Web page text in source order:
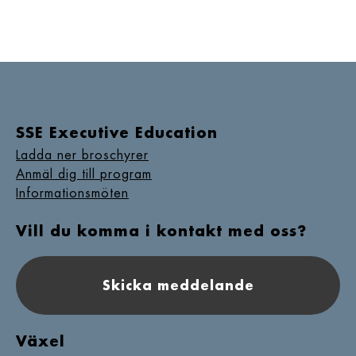
SSE Executive Education
Ladda ner broschyrer
Anmäl dig till program
Informationsmöten
Vill du komma i kontakt med oss?
Skicka meddelande
Växel